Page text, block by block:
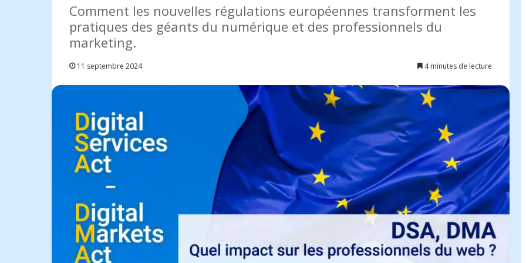
Comment les nouvelles régulations européennes transforment les
pratiques des géants du numérique et des professionnels du
marketing.
11 septembre 2024 4 minutes de lecture